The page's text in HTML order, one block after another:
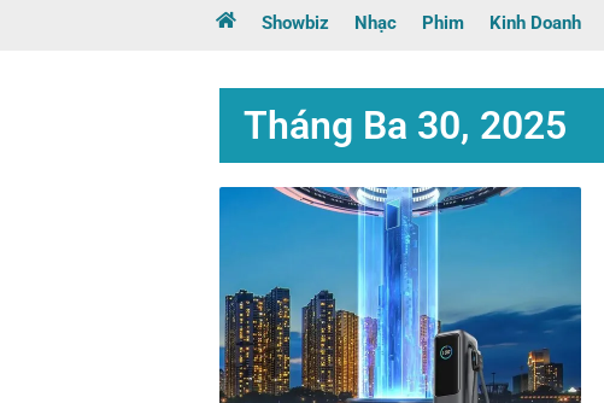
Showbiz Nhạc Phim Kinh Doanh
Tháng Ba 30, 2025